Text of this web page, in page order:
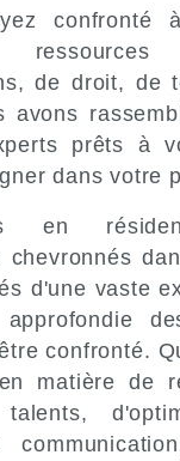
confronté
ressources
de droit, de
avons
prêts à
dans votre
en
chevronnés
d'une vaste
approfondie
confronté.
matière de